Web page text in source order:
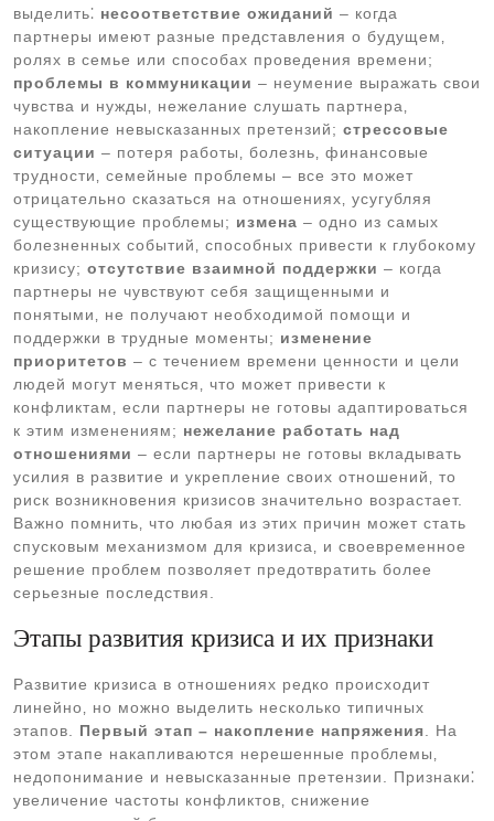
выделить⁚ несоответствие ожиданий – когда
партнеры имеют разные представления о будущем‚
ролях в семье или способах проведения времени;
проблемы в коммуникации – неумение выражать свои
чувства и нужды‚ нежелание слушать партнера‚
накопление невысказанных претензий; стрессовые
ситуации – потеря работы‚ болезнь‚ финансовые
трудности‚ семейные проблемы – все это может
отрицательно сказаться на отношениях‚ усугубляя
существующие проблемы; измена – одно из самых
болезненных событий‚ способных привести к глубокому
кризису; отсутствие взаимной поддержки – когда
партнеры не чувствуют себя защищенными и
понятыми‚ не получают необходимой помощи и
поддержки в трудные моменты; изменение
приоритетов – с течением времени ценности и цели
людей могут меняться‚ что может привести к
конфликтам‚ если партнеры не готовы адаптироваться
к этим изменениям; нежелание работать над
отношениями – если партнеры не готовы вкладывать
усилия в развитие и укрепление своих отношений‚ то
риск возникновения кризисов значительно возрастает.
Важно помнить‚ что любая из этих причин может стать
спусковым механизмом для кризиса‚ и своевременное
решение проблем позволяет предотвратить более
серьезные последствия.
Этапы развития кризиса и их признаки
Развитие кризиса в отношениях редко происходит
линейно‚ но можно выделить несколько типичных
этапов. Первый этап – накопление напряжения . На
этом этапе накапливаются нерешенные проблемы‚
недопонимание и невысказанные претензии. Признаки⁚
увеличение частоты конфликтов‚ снижение